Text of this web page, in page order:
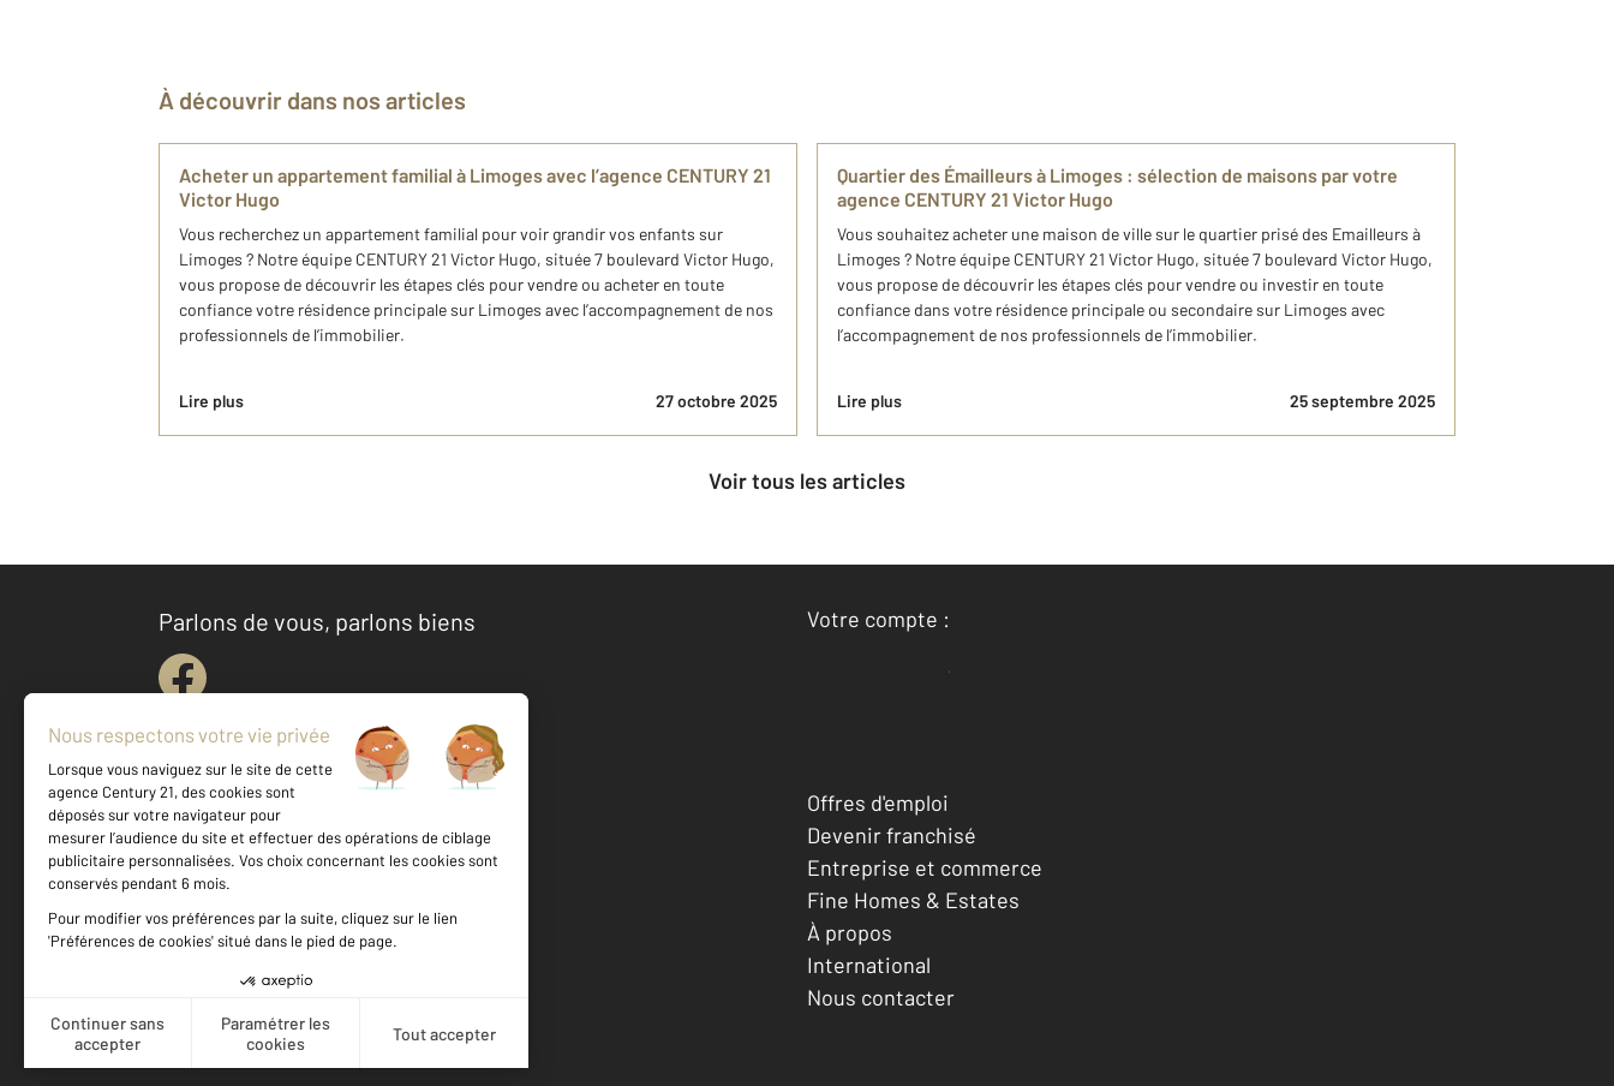
À découvrir dans nos articles
Acheter un appartement familial à Limoges avec l’agence CENTURY 21
Victor Hugo
Vous recherchez un appartement familial pour voir grandir vos enfants sur
Limoges ? Notre équipe CENTURY 21 Victor Hugo, située 7 boulevard Victor Hugo,
vous propose de découvrir les étapes clés pour vendre ou acheter en toute
confiance votre résidence principale sur Limoges avec l’accompagnement de nos
professionnels de l’immobilier.
Lire plus 27 octobre 2025
Quartier des Émailleurs à Limoges : sélection de maisons par votre
agence CENTURY 21 Victor Hugo
Vous souhaitez acheter une maison de ville sur le quartier prisé des Emailleurs à
Limoges ? Notre équipe CENTURY 21 Victor Hugo, située 7 boulevard Victor Hugo,
vous propose de découvrir les étapes clés pour vendre ou investir en toute
confiance dans votre résidence principale ou secondaire sur Limoges avec
l’accompagnement de nos professionnels de l’immobilier.
Lire plus 25 septembre 2025
Voir tous les articles
Parlons de vous, parlons biens
Votre compte :
Accéder à mon compte
Votre agence est notée
Achat
Location
Offres d'emploi
Devenir franchisé
Entreprise et commerce
Fine Homes & Estates
À propos
International
Nous contacter